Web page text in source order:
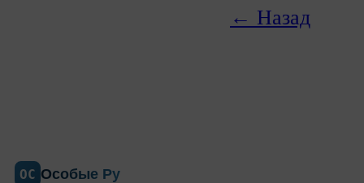
← Назад
ОС Особые Ру